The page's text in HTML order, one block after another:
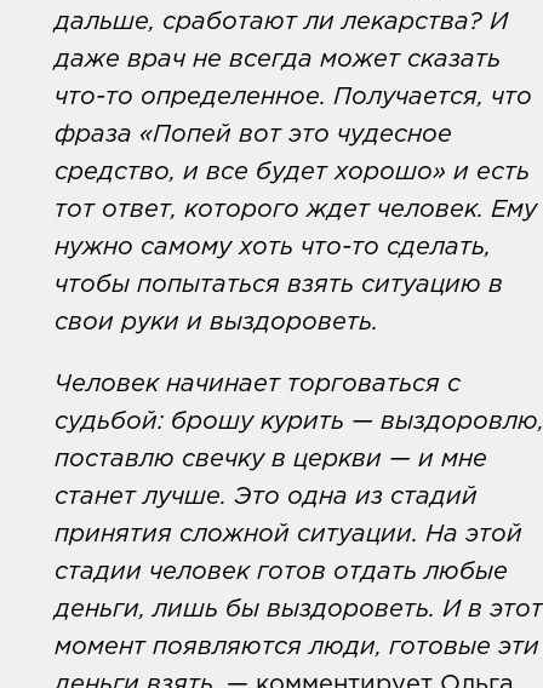
дальше, сработают ли лекарства? И
даже врач не всегда может сказать
что-то определенное. Получается, что
фраза «Попей вот это чудесное
средство, и все будет хорошо» и есть
тот ответ, которого ждет человек. Ему
нужно самому хоть что-то сделать,
чтобы попытаться взять ситуацию в
свои руки и выздороветь.
Человек начинает торговаться с
судьбой: брошу курить — выздоровлю,
поставлю свечку в церкви — и мне
станет лучше. Это одна из стадий
принятия сложной ситуации. На этой
стадии человек готов отдать любые
деньги, лишь бы выздороветь. И в этот
момент появляются люди, готовые эти